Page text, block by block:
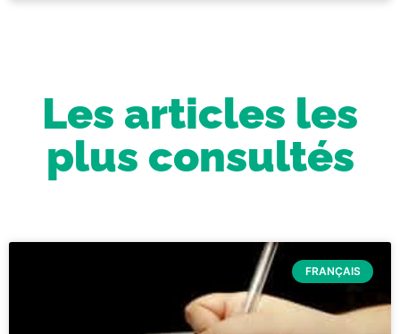
Les articles les
plus consultés
FRANÇAIS